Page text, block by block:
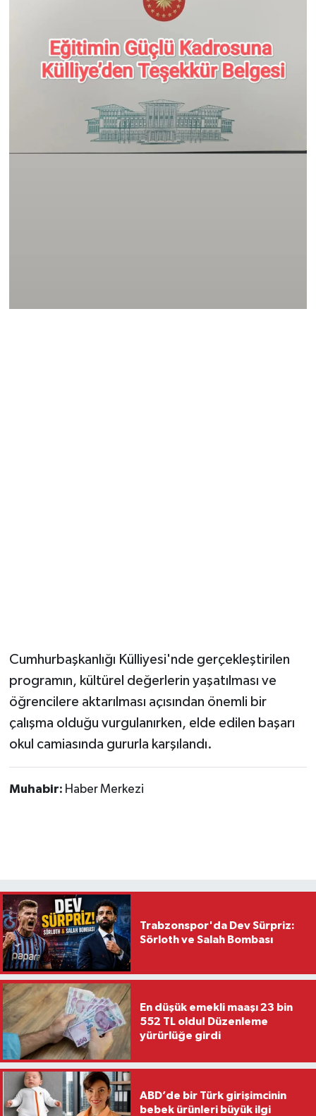
Cumhurbaşkanlığı Külliyesi'nde gerçekleştirilen
programın, kültürel değerlerin yaşatılması ve
öğrencilere aktarılması açısından önemli bir
çalışma olduğu vurgulanırken, elde edilen başarı
okul camiasında gururla karşılandı.
Muhabir: Haber Merkezi
Trabzonspor'da Dev Sürpriz:
Sörloth ve Salah Bombası
En düşük emekli maaşı 23 bin
552 TL oldu! Düzenleme
yürürlüğe girdi
ABD’de bir Türk girişimcinin
bebek ürünleri büyük ilgi